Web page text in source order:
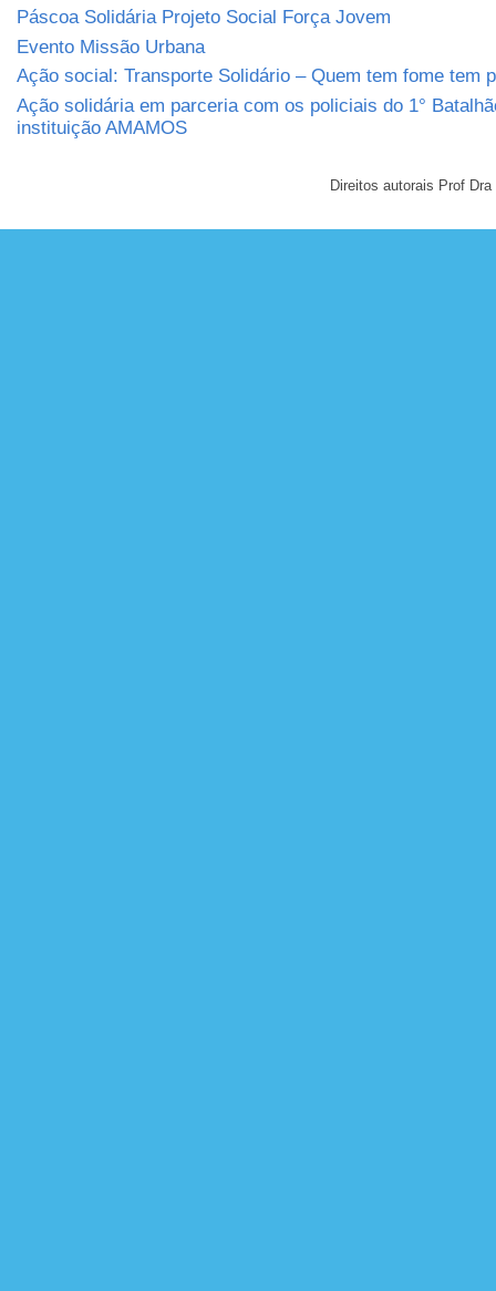
Páscoa Solidária Projeto Social Força Jovem
Evento Missão Urbana
Ação social: Transporte Solidário – Quem tem fome tem
Ação solidária em parceria com os policiais do 1°
instituição AMAMOS
Direitos autorais Prof